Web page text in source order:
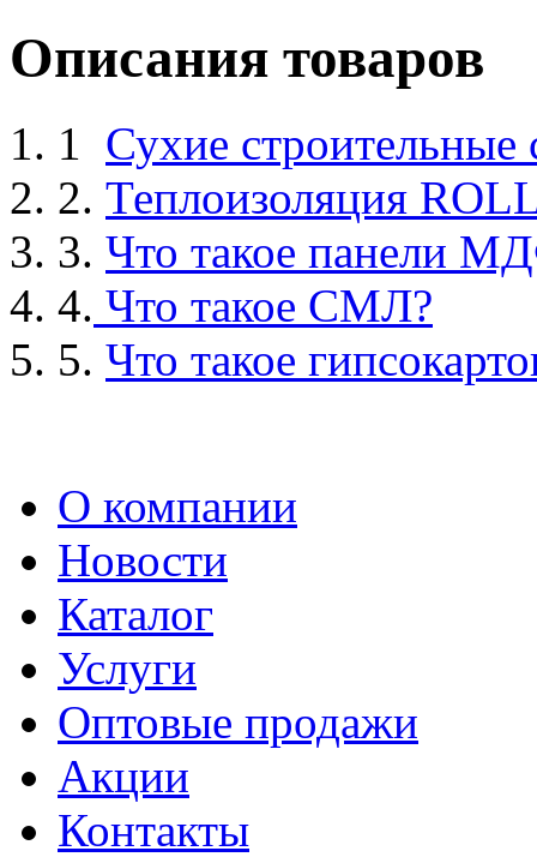
Описания товаров
1 Сухие
2. Теплоизоляция
3. Что такое панели
4. Что такое СМЛ?
5. Что такое
О компании
Новости
Каталог
Услуги
Оптовые продажи
Акции
Контакты